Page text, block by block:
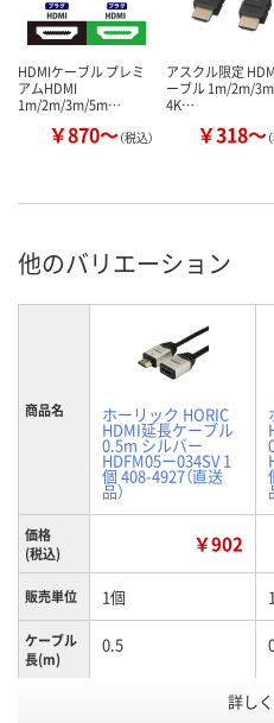
HDMIケーブル プレミ
アムHDMI
1m/2m/3m/5m…
￥870～（税込）
アスクル限定
ーブル 1m/2m/
4K…
￥318～
他のバリエーション
商品名 ホーリック HORIC
HDMI延長ケーブル
0.5m シルバー
HDFM05ー034SV 1
個 408-4927（直送
品）
価格
(税込)
￥902
販売単位 1個
ケーブル
長(m)
0.5
詳し